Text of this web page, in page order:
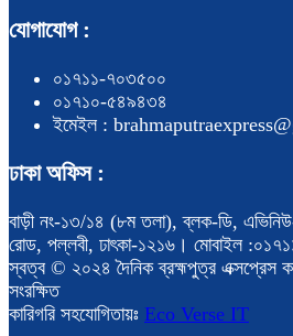
যোগাযোগ :
০১৭১১-৭০৩৫০০
০১৭১০-৫৪৯৪৩৪
ইমেইল :
ঢাকা অফিস :
বাড়ী নং-১৩/১৪ (৮ম তলা), ব্লক-ডি,
রোড, পল্লবী, ঢাৎকা-১২১৬। মোবাইল
স্বত্ব © ২০২৪ দৈনিক ব্রহ্মপুত্র এক্সপ্রেস
সংরক্ষিত
কারিগরি সহযোগিতায়ঃ Eco Verse IT